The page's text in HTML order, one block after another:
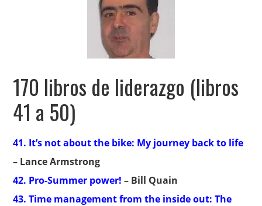
170 libros de liderazgo (libros
41 a 50)
41. It’s not about the bike: My journey back to life
– Lance Armstrong
42. Pro-Summer power! – Bill Quain
43. Time management from the inside out: The